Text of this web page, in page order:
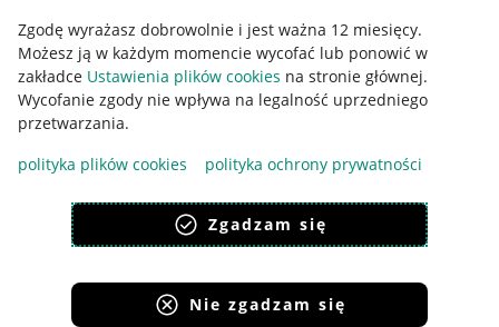
Zgodę wyrażasz dobrowolnie i jest ważna 12 miesięcy.
Możesz ją w każdym momencie wycofać lub ponowić w
zakładce Ustawienia plików cookies na stronie głównej.
Wycofanie zgody nie wpływa na legalność uprzedniego
przetwarzania.
polityka plików cookies
polityka ochrony prywatności
Zgadzam się
Nie zgadzam się
Pobierz aplikację
Korzystanie z serwisu oznacza akceptacjęregulaminu